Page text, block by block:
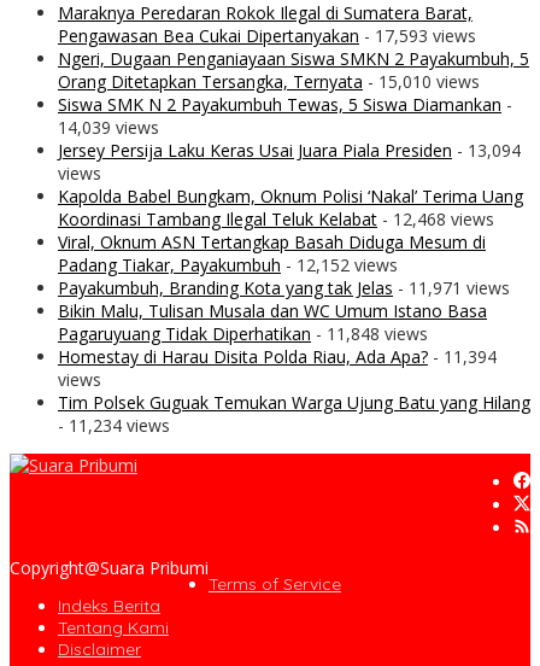
Maraknya Peredaran Rokok Ilegal di Sumatera Barat,
Pengawasan Bea Cukai Dipertanyakan - 17,593 views
Ngeri, Dugaan Penganiayaan Siswa SMKN 2 Payakumbuh, 5
Orang Ditetapkan Tersangka, Ternyata - 15,010 views
Siswa SMK N 2 Payakumbuh Tewas, 5 Siswa Diamankan -
14,039 views
Jersey Persija Laku Keras Usai Juara Piala Presiden - 13,094
views
Kapolda Babel Bungkam, Oknum Polisi ‘Nakal’ Terima Uang
Koordinasi Tambang Ilegal Teluk Kelabat - 12,468 views
Viral, Oknum ASN Tertangkap Basah Diduga Mesum di
Padang Tiakar, Payakumbuh - 12,152 views
Payakumbuh, Branding Kota yang tak Jelas - 11,971 views
Bikin Malu, Tulisan Musala dan WC Umum Istano Basa
Pagaruyuang Tidak Diperhatikan - 11,848 views
Homestay di Harau Disita Polda Riau, Ada Apa? - 11,394
views
Tim Polsek Guguak Temukan Warga Ujung Batu yang Hilang
- 11,234 views
Copyright@Suara Pribumi
Terms of Service
Indeks Berita
Tentang Kami
Disclaimer